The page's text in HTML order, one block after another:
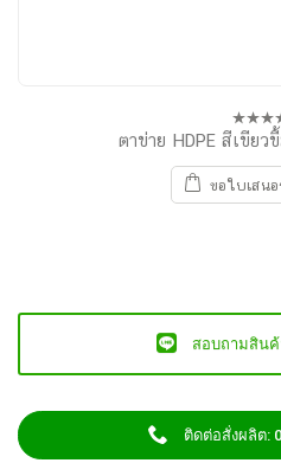
0
of
5
ตาข่าย HDPE สีเขียว
ขอใบเสน
สอบถามสินค้
ติดต่อสั่งผลิต: